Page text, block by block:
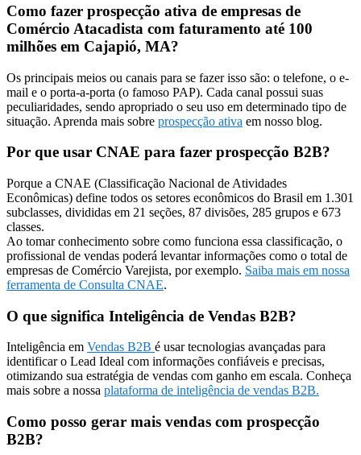
Como fazer prospecção ativa de empresas de
Comércio Atacadista com faturamento até 100
milhões em Cajapió, MA?
Os principais meios ou canais para se fazer isso são: o telefone, o e-
mail e o porta-a-porta (o famoso PAP). Cada canal possui suas
peculiaridades, sendo apropriado o seu uso em determinado tipo de
situação. Aprenda mais sobre prospecção ativa em nosso blog.
Por que usar CNAE para fazer prospecção B2B?
Porque a CNAE (Classificação Nacional de Atividades
Econômicas) define todos os setores econômicos do Brasil em 1.301
subclasses, divididas em 21 seções, 87 divisões, 285 grupos e 673
classes.
Ao tomar conhecimento sobre como funciona essa classificação, o
profissional de vendas poderá levantar informações como o total de
empresas de Comércio Varejista, por exemplo. Saiba mais em nossa
ferramenta de Consulta CNAE.
O que significa Inteligência de Vendas B2B?
Inteligência em Vendas B2B é usar tecnologias avançadas para
identificar o Lead Ideal com informações confiáveis e precisas,
otimizando sua estratégia de vendas com ganho em escala. Conheça
mais sobre a nossa plataforma de inteligência de vendas B2B.
Como posso gerar mais vendas com prospecção
B2B?